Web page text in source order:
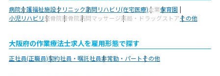
病院介護福祉施設クリニック訪問リハビリ(在宅医療)企業保育園
小児リハビリ整骨院接骨院訪問マッサージ薬局・ドラッグストアその他
大阪府の作業療法士求人を雇用形態で探す
正社員(正職員)契約社員・嘱託社員非常勤・パートその他